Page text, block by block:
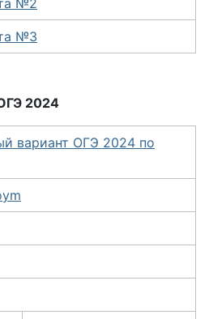
№2
№3
2024
вариант ОГЭ 2024 по